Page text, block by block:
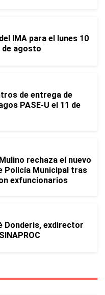
IMA para el lunes 10
de agosto
de entrega de
PASE-U el 11 de
rechaza el nuevo
Policía Municipal tras
exfuncionarios
Donderis, exdirector